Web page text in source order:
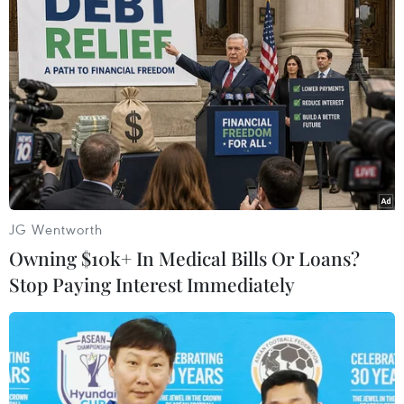
TIN LIÊN QUAN
Tát học sinh ở Đống Đa: Trường
Tiểu học Quang Trung họp báo
JG Wentworth
Owning $10k+ In Medical Bills Or Loans?
Stop Paying Interest Immediately